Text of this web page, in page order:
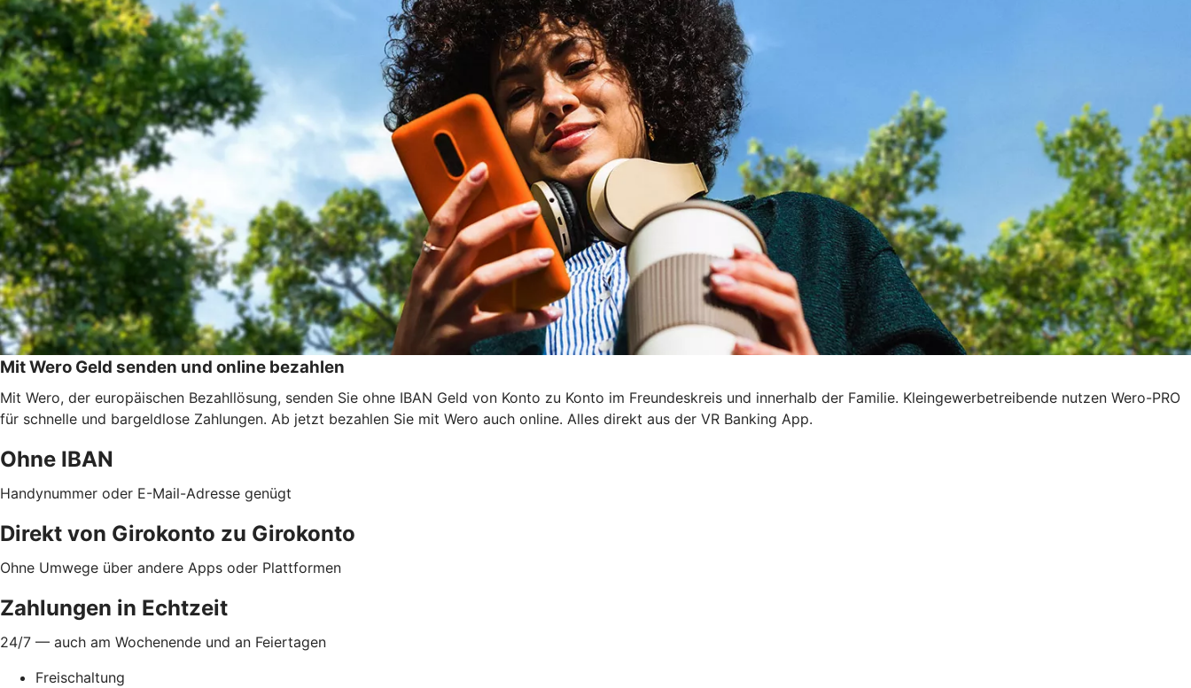
Mit Wero Geld senden und online bezahlen
Mit Wero, der europäischen Bezahllösung, senden Sie ohne IBAN Geld von Konto zu Konto im Freundeskreis und innerhalb der Familie. Kleingewerbetreibende nutzen Wero-PRO
für schnelle und bargeldlose Zahlungen. Ab jetzt bezahlen Sie mit Wero auch online. Alles direkt aus der VR Banking App.
Ohne IBAN
Handynummer oder E-Mail-Adresse genügt
Direkt von Girokonto zu Girokonto
Ohne Umwege über andere Apps oder Plattformen
Zahlungen in Echtzeit
24/7 — auch am Wochenende und an Feiertagen
Freischaltung